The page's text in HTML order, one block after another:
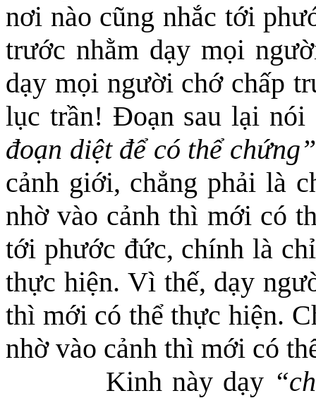
nơi nào cũng nhắc tới
trước nhằm dạy mọi
dạy mọi người chớ chấp
lục trần! Đoạn sau lại nói
đoạn diệt để có thể
cảnh giới, chẳng phải là
nhờ vào cảnh thì mới có
tới phước đức, chính là
thực hiện. Vì thế, dạy
thì mới có thể thực hiện.
nhờ vào cảnh thì mới có
Kinh này dạy